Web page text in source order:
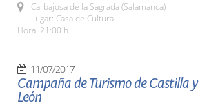
Carbajosa de la Sagrada (Salamanca)
Lugar: Casa de Cultura
Hora: 21:00 h.
11/07/2017
Campaña de Turismo de Castilla y
León